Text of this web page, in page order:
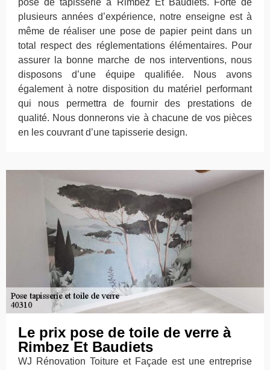
pose de tapisserie à Rimbez Et Baudiets. Forte de
plusieurs années d’expérience, notre enseigne est à
même de réaliser une pose de papier peint dans un
total respect des réglementations élémentaires. Pour
assurer la bonne marche de nos interventions, nous
disposons d’une équipe qualifiée. Nous avons
également à notre disposition du matériel performant
qui nous permettra de fournir des prestations de
qualité. Nous donnerons vie à chacune de vos pièces
en les couvrant d’une tapisserie design.
Le prix pose de toile de verre à
Rimbez Et Baudiets
WJ Rénovation Toiture et Façade est une entreprise